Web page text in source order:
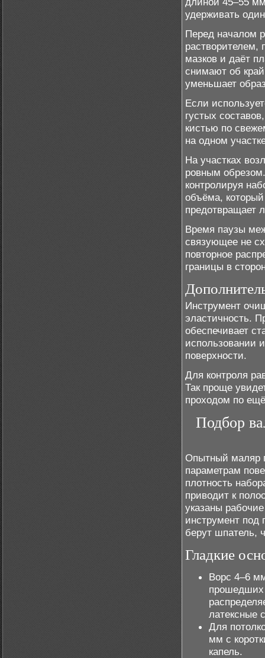
удерживать
Перед началом
растворителем,
мазков и даёт
снимают об
уменьшает
Если
густых
кистью по
на одном
На участках
ровным
контролируя
объёма,
предотвращает
Время паузы
связующее не
повторное
границы в
Инструмент
эластичность.
обеспечивает
использовании
поверхности.
Для контроля
Так проще
проходом по
Подбор
Опытный маляр
параметрам
плотность
приводит к
указаны
инструмент под
берут шпатель,
Гладкие
Ворс 4–6
прошедших
латексные
Для
мм с
капель.